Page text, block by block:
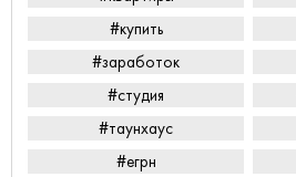
#купить
#заработок
#студия
#таунхаус
#егрн